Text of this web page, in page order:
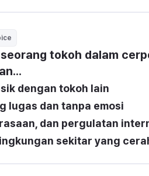
tokoh dalam
dengan tokoh lain
lugas dan tanpa emosi
dan pergulatan
sekitar yang